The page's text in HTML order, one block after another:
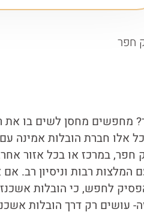
חפר
מחפשים מחסן לשים בו את
אלו חברת הובלות אמינה
במרכז או בכל אזור
המלצות רבות וניסיון רב.
לחפש, כי הובלות
עושים רק דרך הובלות